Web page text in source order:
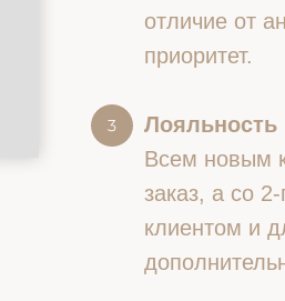
отличие от
приоритет.
Лояльность
Всем новым
заказ, а со
клиентом и